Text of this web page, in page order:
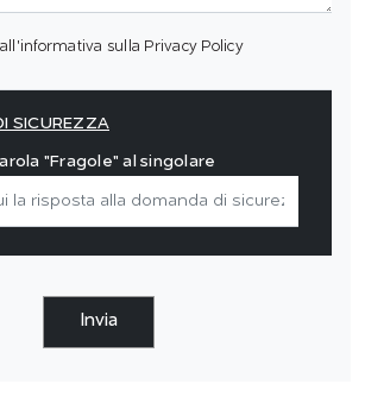
sulla Privacy Policy
SICUREZZA
"Fragole" al singolare
Invia